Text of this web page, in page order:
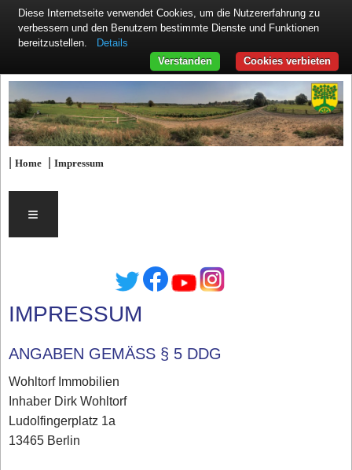
|Home |Impressum
≡
IMPRESSUM
ANGABEN GEMÄSS § 5 DDG
Wohltorf Immobilien
Inhaber Dirk Wohltorf
Ludolfingerplatz 1a
13465 Berlin
Diese Internetseite verwendet Cookies, um die Nutzererfahrung zu
verbessern und den Benutzern bestimmte Dienste und Funktionen
bereitzustellen.
Details
Cookies verbieten
Verstanden